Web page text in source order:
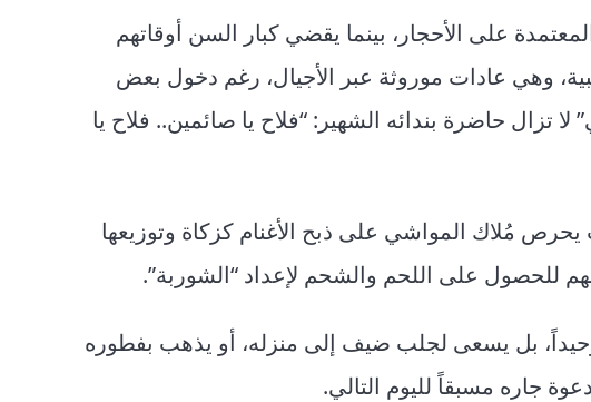
على الأحجار، بينما يقضي كبار السن أوقاتهم
وهي عادات موروثة عبر الأجيال، رغم دخول بعض
تزال حاضرة بندائه الشهير: “فلاح يا صائمين.. فلاح يا
مُلاك المواشي على ذبح الأغنام كزكاة وتوزيعها
للحصول على اللحم والشحم لإعداد “الشوربة”.
بل يسعى لجلب ضيف إلى منزله، أو يذهب بفطوره
جاره مسبقاً لليوم التالي.